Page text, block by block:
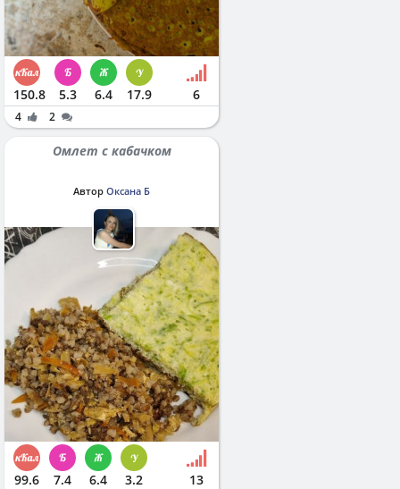
150.8 5.3 6.4 17.9 6
4 2
Омлет с кабачком
Автор Оксана Б
99.6 7.4 6.4 3.2 13